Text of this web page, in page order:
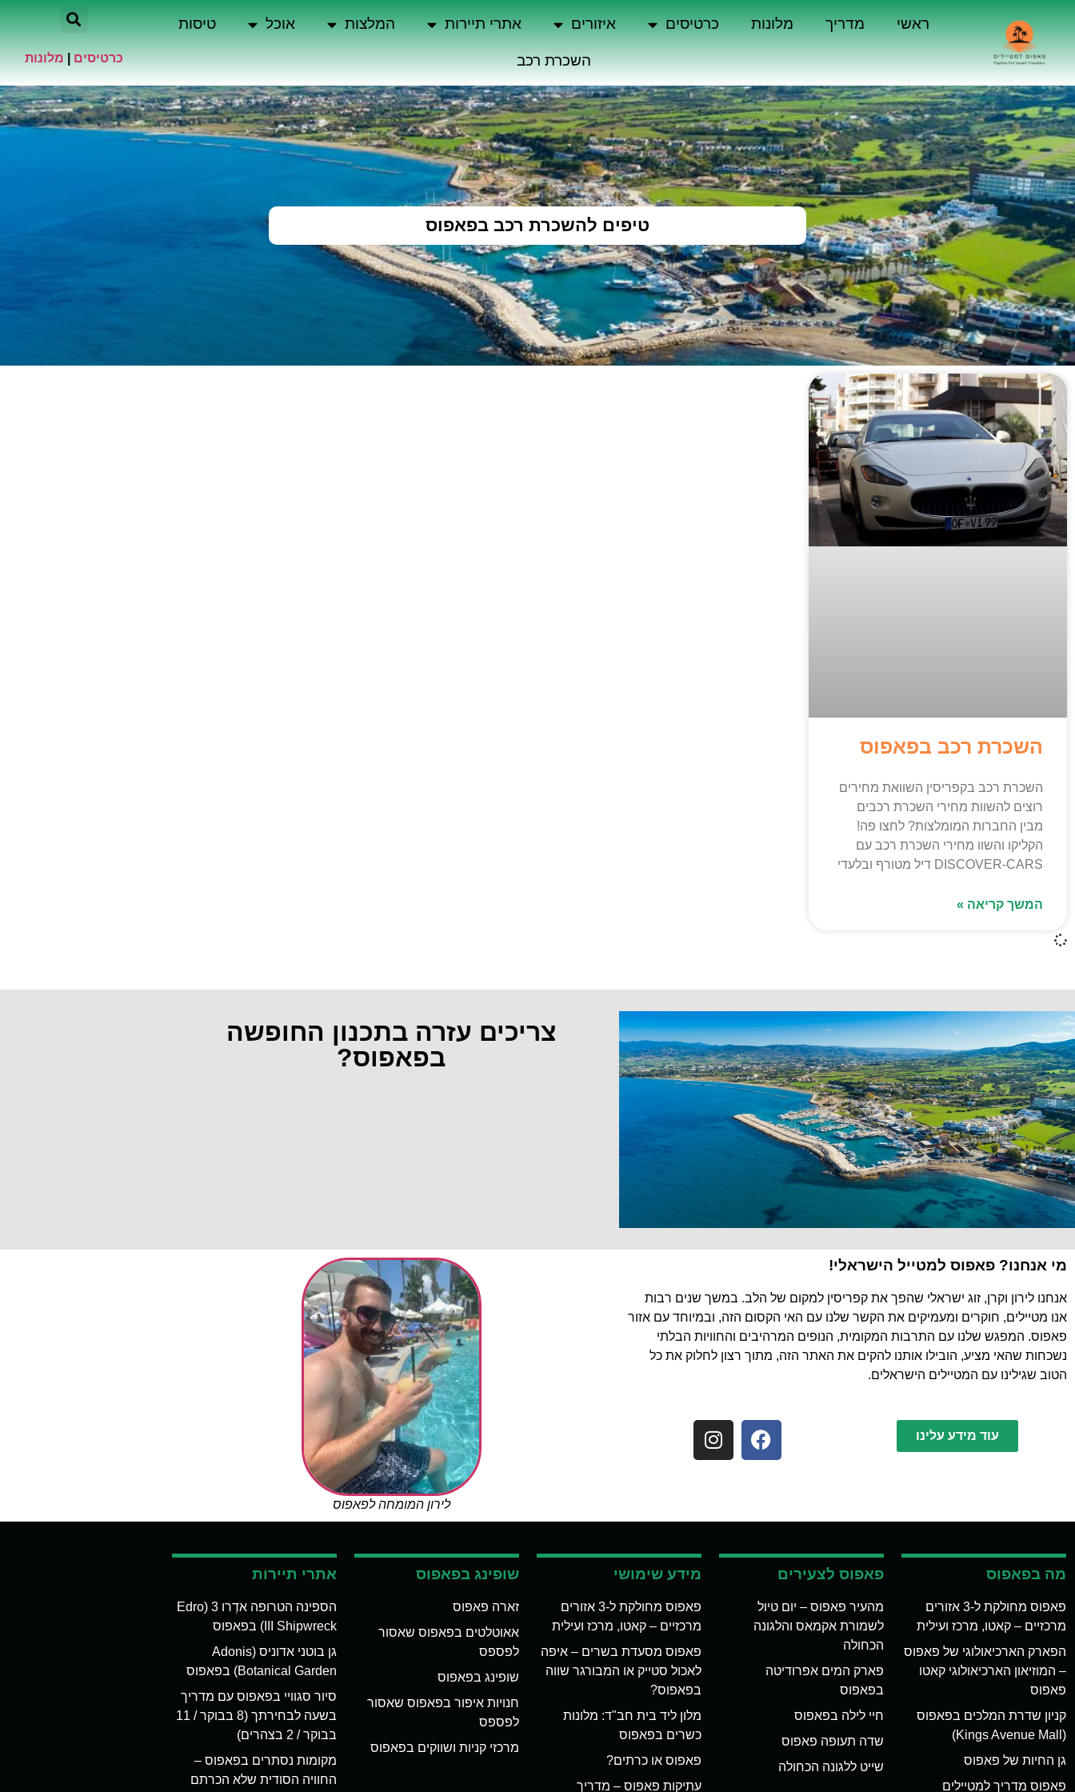
ראשי מדריך מלונות כרטיסים איזורים אתרי תיירות המלצות אוכל טיסות
השכרת רכב כרטיסים מלונות
טיפים להשכרת רכב בפאפוס
השכרת רכב בפאפוס
השכרת רכב בקפריסין השוואת מחירים
רוצים להשוות מחירי השכרת רכבים
מבין החברות המומלצות? לחצו פה!
הקליקו והשוו מחירי השכרת רכב עם
DISCOVER-CARS דיל מטורף ובלעדי
המשך קריאה »
צריכים עזרה בתכנון החופשה
בפאפוס?
מי אנחנו? פאפוס למטייל הישראלי!
אנחנו לירון וקרן, זוג ישראלי שהפך את קפריסין למקום של הלב. במשך שנים רבות
אנו מטיילים, חוקרים ומעמיקים את הקשר שלנו עם האי הקסום הזה, ובמיוחד עם אזור
פאפוס. המפגש שלנו עם התרבות המקומית, הנופים המרהיבים והחוויות הבלתי
נשכחות שהאי מציע, הובילו אותנו להקים את האתר הזה, מתוך רצון לחלוק את כל
הטוב שגילינו עם המטיילים הישראלים.
עוד מידע עלינו
לירון המומחה לפאפוס
מה בפאפוס
פאפוס מחולקת ל-3 אזורים
מרכזיים – קאטו, מרכז ועילית
הפארק הארכיאולוגי של פאפוס
– המוזיאון הארכיאולוגי קאטו
פאפוס
קניון שדרת המלכים בפאפוס
(Kings Avenue Mall)
גן החיות של פאפוס
פאפוס מדריך למטיילים
פאפוס לצעירים
מהעיר פאפוס – יום טיול
לשמורת אקמאס והלגונה
הכחולה
פארק המים אפרודיטה
בפאפוס
חיי לילה בפאפוס
שדה תעופה פאפוס
שייט ללגונה הכחולה
מידע שימושי
פאפוס מחולקת ל-3 אזורים
מרכזיים – קאטו, מרכז ועילית
פאפוס מסעדת בשרים – איפה
לאכול סטייק או המבורגר שווה
בפאפוס?
מלון ליד בית חב"ד: מלונות
כשרים בפאפוס
פאפוס או כרתים?
עתיקות פאפוס – מדריך
שופינג בפאפוס
זארה פאפוס
אאוטלטים בפאפוס שאסור
לפספס
שופינג בפאפוס
חנויות איפור בפאפוס שאסור
לפספס
מרכזי קניות ושווקים בפאפוס
אתרי תיירות
הספינה הטרופה אדְרו 3 (Edro
III Shipwreck) בפאפוס
גן בוטני אדוניס (Adonis
Botanical Garden) בפאפוס
סיור סגוויי בפאפוס עם מדריך
בשעה לבחירתך (8 בבוקר / 11
בבוקר / 2 בצהרים)
מקומות נסתרים בפאפוס –
החוויה הסודית שלא הכרתם